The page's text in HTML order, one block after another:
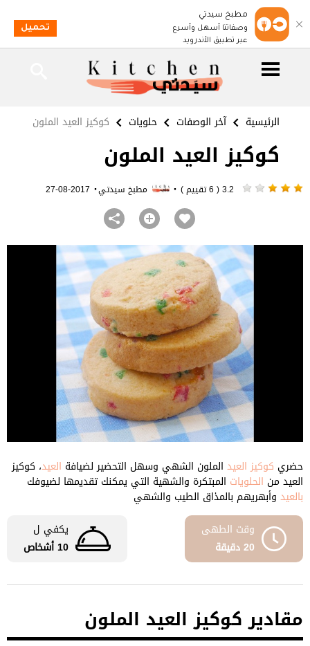
الرئيسية آخر الوصفات حلويات كوكيز العيد الملون
كوكيز العيد الملون
· مطبخ سيدتي·
2017-08-27
حضري كوكيزالعيد الملون الشهي وسهل التحضير لضيافة العيد، كوكيز
العيد من الحلويات المبتكرة والشهية التي يمكنك تقديمها لضيوفك
بالعيد وأبهريهم بالمذاق الطيب والشهي
وقت الطهى
20 دقيقة
يكفي ل
10 أشخاص
مقادير كوكيز العيد الملون
مطبخ سيدتي
وصفاتنا أسهل وأسرع
عبر تطبيق الأندرويد
تحميل